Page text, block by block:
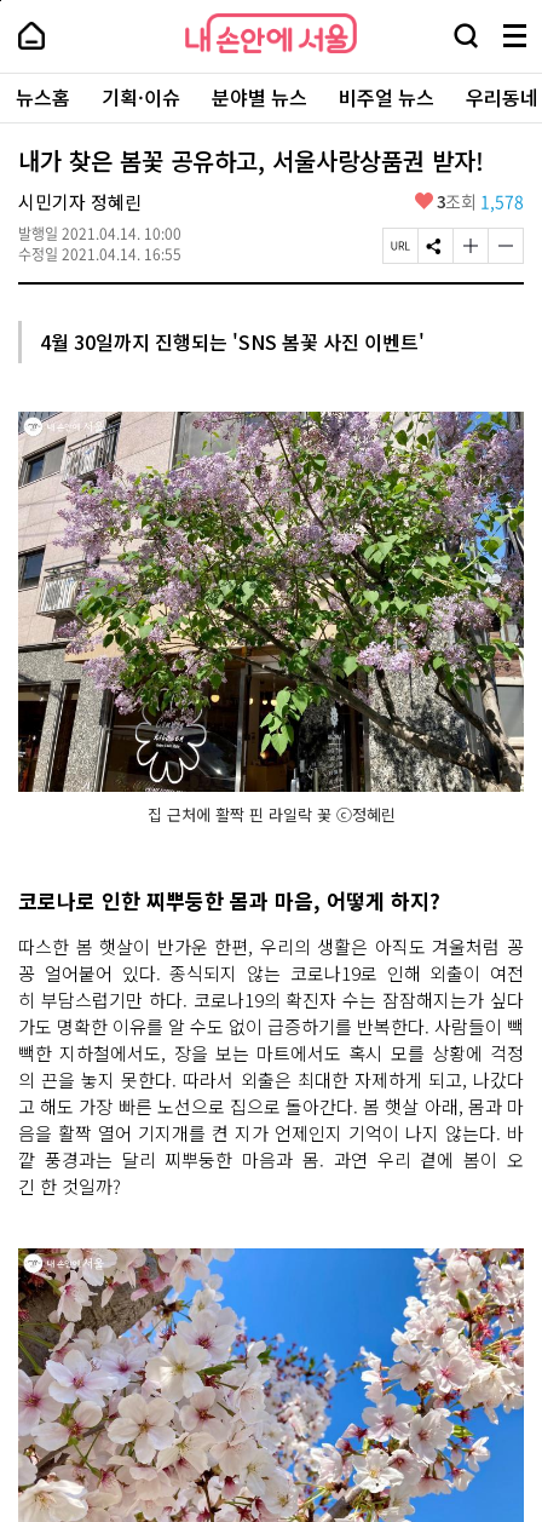
본
로
가
내
손
안
에
서
울
-
서
울
시
대
표
소
포
내
손
에
울
검
창
열
기
메
뉴
전
체
보
주
요
서
뉴스홈 기획·이슈 분야별 뉴스 비주얼 뉴스 우리동
내가 찾은 봄꽃 공유하고, 서울사랑상품권 받자!
시민기자 정혜린
발행일 2021.04.14. 10:00
수정일 2021.04.14. 16:55
좋
요
3조회 1,578
페
이
R
L
S
N
글
자
하
기
글
자
하
기
4월 30일까지 진행되는 'SNS 봄꽃 사진 이벤트'
집 근처에 활짝 핀 라일락 꽃 ⓒ정혜린
코로나로 인한 찌뿌둥한 몸과 마음, 어떻게 하지?
따스한 봄 햇살이 반가운 한편, 우리의 생활은 아직도 겨울처럼 꽁
꽁 얼어붙어 있다. 종식되지 않는 코로나19로 인해 외출이 여전
히 부담스럽기만 하다. 코로나19의 확진자 수는 잠잠해지는가 싶다
가도 명확한 이유를 알 수도 없이 급증하기를 반복한다. 사람들이 빽
빽한 지하철에서도, 장을 보는 마트에서도 혹시 모를 상황에 걱정
의 끈을 놓지 못한다. 따라서 외출은 최대한 자제하게 되고, 나갔다
고 해도 가장 빠른 노선으로 집으로 돌아간다. 봄 햇살 아래, 몸과 마
음을 활짝 열어 기지개를 켠 지가 언제인지 기억이 나지 않는다. 바
깥 풍경과는 달리 찌뿌둥한 마음과 몸. 과연 우리 곁에 봄이 오
긴 한 것일까?
페
상
단
로